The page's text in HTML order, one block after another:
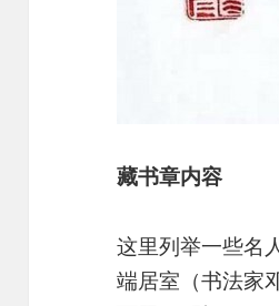
藏书章内容
这里列举一些名
端居室（书法家